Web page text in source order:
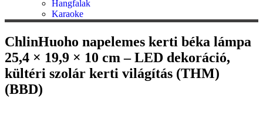
Hangfalak
Karaoke
ChlinHuoho napelemes kerti béka lámpa
25,4 × 19,9 × 10 cm – LED dekoráció,
kültéri szolár kerti világítás (THM)
(BBD)